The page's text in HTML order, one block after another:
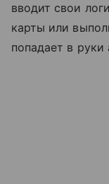
вводит свои
карты или
попадает в руки